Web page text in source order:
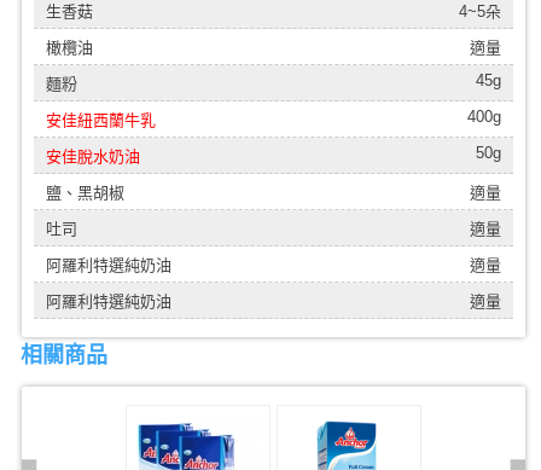
生香菇
4~5朵
橄欖油
適量
麵粉
45g
安佳紐西蘭牛乳 400g
安佳脫水奶油 50g
鹽、黑胡椒
適量
吐司
適量
阿羅利特選純奶油
適量
阿羅利特選純奶油
適量
相關商品